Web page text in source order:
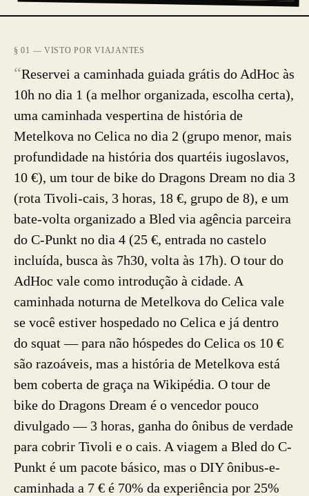
§ 01 — VISTO POR VIAJANTES
“Reservei a caminhada guiada grátis do AdHoc às
10h no dia 1 (a melhor organizada, escolha certa),
uma caminhada vespertina de história de
Metelkova no Celica no dia 2 (grupo menor, mais
profundidade na história dos quartéis iugoslavos,
10 €), um tour de bike do Dragons Dream no dia 3
(rota Tivoli-cais, 3 horas, 18 €, grupo de 8), e um
bate-volta organizado a Bled via agência parceira
do C-Punkt no dia 4 (25 €, entrada no castelo
incluída, busca às 7h30, volta às 17h). O tour do
AdHoc vale como introdução à cidade. A
caminhada noturna de Metelkova do Celica vale
se você estiver hospedado no Celica e já dentro
do squat — para não hóspedes do Celica os 10 €
são razoáveis, mas a história de Metelkova está
bem coberta de graça na Wikipédia. O tour de
bike do Dragons Dream é o vencedor pouco
divulgado — 3 horas, ganha do ônibus de verdade
para cobrir Tivoli e o cais. A viagem a Bled do C-
Punkt é um pacote básico, mas o DIY ônibus-e-
caminhada a 7 € é 70% da experiência por 25%